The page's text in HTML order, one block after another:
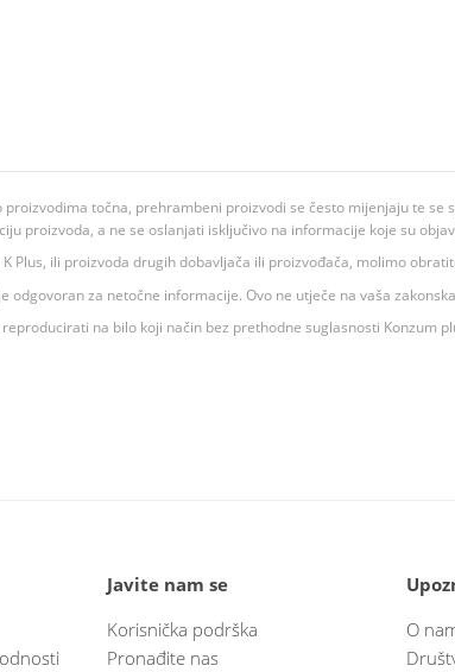
točna, prehrambeni proizvodi se često mijenjaju te
proizvoda, a ne se oslanjati isključivo na informacije koje su
ili proizvoda drugih dobavljača ili proizvođača, molimo
za netočne informacije. Ovo ne utječe na vaša
na bilo koji način bez prethodne suglasnosti Konzum
Javite nam se
Korisnička podrška
Pronađite nas
O